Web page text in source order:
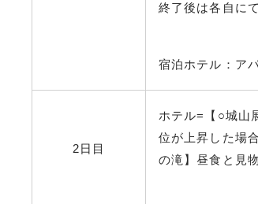
終了後は各自に
宿泊ホテル：ア
2日目
ホテル=【○城山
位が上昇した場
の滝】昼食と見